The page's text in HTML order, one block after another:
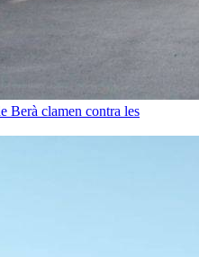
Berà clamen contra les